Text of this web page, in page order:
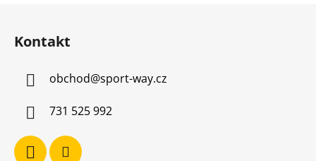
Kontakt
obchod@sport-way.cz
731 525 992